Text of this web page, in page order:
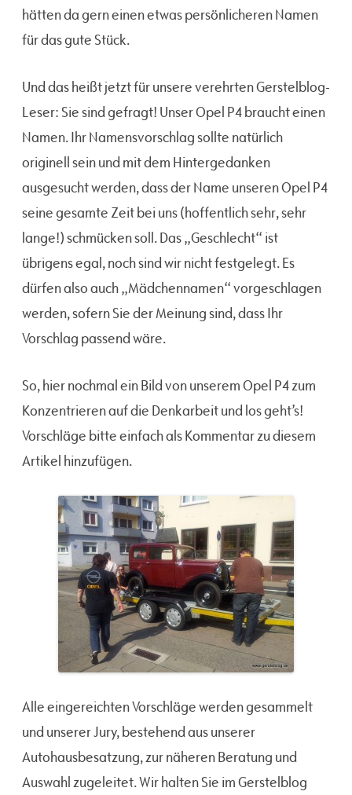
hätten da gern einen etwas persönlicheren Namen
für das gute Stück.
Und das heißt jetzt für unsere verehrten Gerstelblog-
Leser: Sie sind gefragt! Unser Opel P4 braucht einen
Namen. Ihr Namensvorschlag sollte natürlich
originell sein und mit dem Hintergedanken
ausgesucht werden, dass der Name unseren Opel P4
seine gesamte Zeit bei uns (hoffentlich sehr, sehr
lange!) schmücken soll. Das „Geschlecht“ ist
übrigens egal, noch sind wir nicht festgelegt. Es
dürfen also auch „Mädchennamen“ vorgeschlagen
werden, sofern Sie der Meinung sind, dass Ihr
Vorschlag passend wäre.
So, hier nochmal ein Bild von unserem Opel P4 zum
Konzentrieren auf die Denkarbeit und los geht’s!
Vorschläge bitte einfach als Kommentar zu diesem
Artikel hinzufügen.
Alle eingereichten Vorschläge werden gesammelt
und unserer Jury, bestehend aus unserer
Autohausbesatzung, zur näheren Beratung und
Auswahl zugeleitet. Wir halten Sie im Gerstelblog